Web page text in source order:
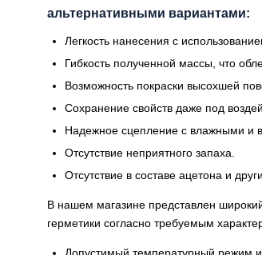
альтернативными вариантами:
Легкость нанесения с
Гибкость полученной массы, что
Возможность покраски высохшей
Сохранение свойств даже под
Надежное сцепление с влажными и
Отсутствие неприятного запаха.
Отсутствие в составе ацетона и
В нашем магазине представлен
герметики согласно требуемым